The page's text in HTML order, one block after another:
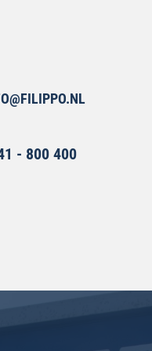
- 800 400